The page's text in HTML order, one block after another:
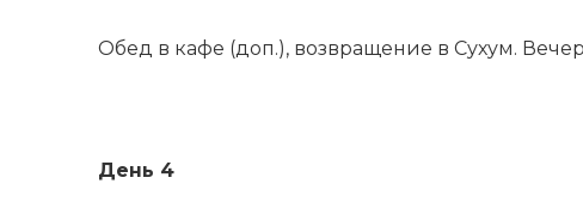
Обед в кафе (доп.), возвращение в Сухум.
День 4